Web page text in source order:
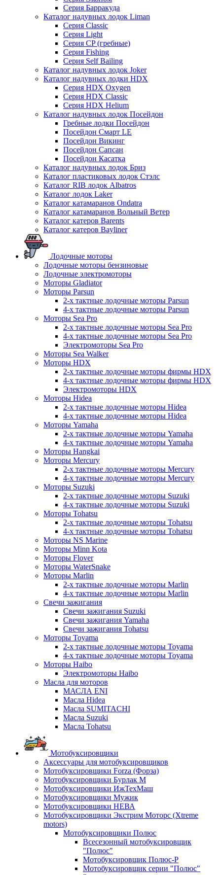
Серия Барракуда
Каталог надувных лодок Liman
Серия Classic
Серия Light
Серия CP (гребные)
Серия Fishing
Серия Self Bailing
Каталог надувных лодок Joker
Каталог надувных лодки HDX
Серия HDX Oxygen
Серия HDX Classic
Серия HDX Helium
Каталог надувных лодок Посейдон
Гребные лодки Посейдон
Посейдон Смарт LE
Посейдон Викинг
Посейдон Сапсан
Посейдон Касатка
Каталог надувных лодок Бриз
Каталог пластиковых лодок Стэлс
Каталог RIB лодок Albatros
Каталог лодок Laker
Каталог катамаранов Ondatra
Каталог катамаранов Вольный Ветер
Каталог катеров Barents
Каталог катеров Bayliner
Лодочные моторы
Лодочные моторы бензиновые
Лодочные электромоторы
Моторы Gladiator
Моторы Parsun
2-х тактные лодочные моторы Parsun
4-х тактные лодочные моторы Parsun
Моторы Sea Pro
2-х тактные лодочные моторы Sea Pro
4-х тактные лодочные моторы Sea Pro
Электромоторы Sea Pro
Моторы Sea Walker
Моторы HDX
2-х тактные лодочные моторы фирмы HDX
4-х тактные лодочные моторы фирмы HDX
Электромоторы HDX
Моторы Hidea
2-х тактные лодочные моторы Hidea
4-х тактные лодочные моторы Hidea
Моторы Yamaha
2-х тактные лодочные моторы Yamaha
4-х тактные лодочные моторы Yamaha
Моторы Hangkai
Моторы Mercury
2-х тактные лодочные моторы Mercury
4-х тактные лодочные моторы Mercury
Моторы Suzuki
2-х тактные лодочные моторы Suzuki
4-х тактные лодочные моторы Suzuki
Моторы Tohatsu
2-х тактные лодочные моторы Tohatsu
4-х тактные лодочные моторы Tohatsu
Моторы NS Marine
Моторы Minn Kota
Моторы Flover
Моторы WaterSnake
Моторы Marlin
2-х тактные лодочные моторы Marlin
4-х тактные лодочные моторы Marlin
Свечи зажигания
Свечи зажигания Suzuki
Свечи зажигания Yamaha
Свечи зажигания Tohatsu
Моторы Toyama
2-х тактные лодочные моторы Toyama
4-х тактные лодочные моторы Toyama
Моторы Haibo
Электромоторы Haibo
Масла для моторов
МАСЛА ENI
Масла Hidea
Масла SUMITACHI
Масла Suzuki
Масла Tohatsu
Мотобуксировщики
Аксессуары для мотобуксировщиков
Мотобуксировщики Forza (Форза)
Мотобуксировщики Бурлак М
Мотобуксировщики ИжТехМаш
Мотобуксировщики Мужик
Мотобуксировщики НЕВА
Мотобуксировщики Экстрим Моторс (Xtreme
motors)
Мотобуксировщики Полюс
Всесезонный мотобуксировщик
"Полюс"
Мотобуксировщик Полюс-Р
Мотобуксировщик серии "Полюс"